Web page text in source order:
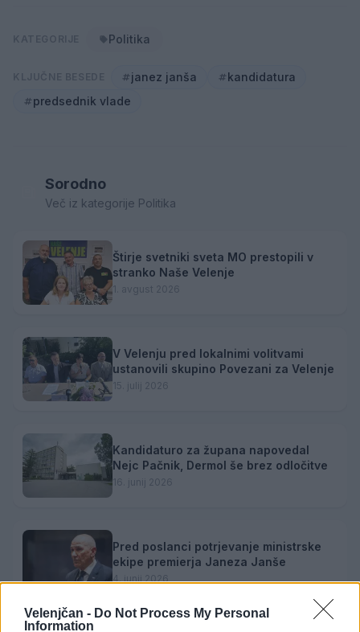
Velenjčan - Do Not Process My Personal
Information
Politika
janez janša
kandidatura
predsednik vlade
Sorodno
Več iz kategorije Politika
Štirje svetniki sveta MO prestopili v
stranko Naše Velenje
1. avgust 2026
V Velenju pred lokalnimi volitvami
ustanovili skupino Povezani za Velenje
15. julij 2026
Kandidaturo za župana napovedal
Nejc Pačnik, Dermol še brez odločitve
16. junij 2026
Pred poslanci potrjevanje ministrske
ekipe premierja Janeza Janše
4. junij 2026